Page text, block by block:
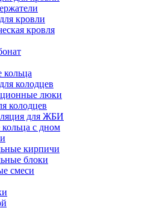
кровли
кровля
кольца
колодцев
люки
колодцев
для ЖБИ
с дном
кирпичи
блоки
смеси